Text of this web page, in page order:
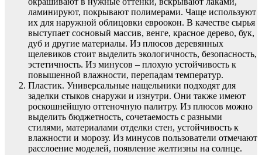
ламинируют, покрывают полимерами. Чаще используют
их для наружной облицовки евроокон. В качестве сырья
выступает сосновый массив, венге, красное дерево, бук,
дуб и другие материалы. Из плюсов деревянных
щелевиков стоит выделить экологичность, безопасность,
эстетичность. Из минусов – плохую устойчивость к
повышенной влажности, перепадам температур.
Пластик. Универсальные нащельники подходят для
заделки стыков снаружи и изнутри. Они также имеют
роскошнейшую оттеночную палитру. Из плюсов можно
выделить бюджетность, сочетаемость с разными
стилями, материалами отделки стен, устойчивость к
влажности и морозу. Из минусов пользователи отмечают
расслоение моделей, появление желтизны на солнце.